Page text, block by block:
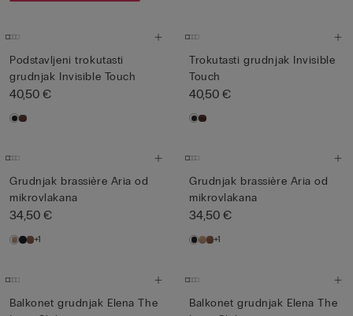
Podstavljeni trokutasti
grudnjak Invisible Touch
40,50 €
Trokutasti grudnjak Invisible
Touch
40,50 €
Grudnjak brassière Aria od
mikrovlakana
34,50 €
+1
Grudnjak brassière Aria od
mikrovlakana
34,50 €
+1
Balkonet grudnjak Elena The
Balkonet grudnjak Elena The